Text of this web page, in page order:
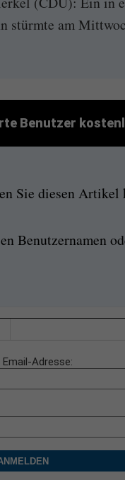
stürmte am
Benutzer
Sie diesen Artikel
Benutzernamen
Adresse